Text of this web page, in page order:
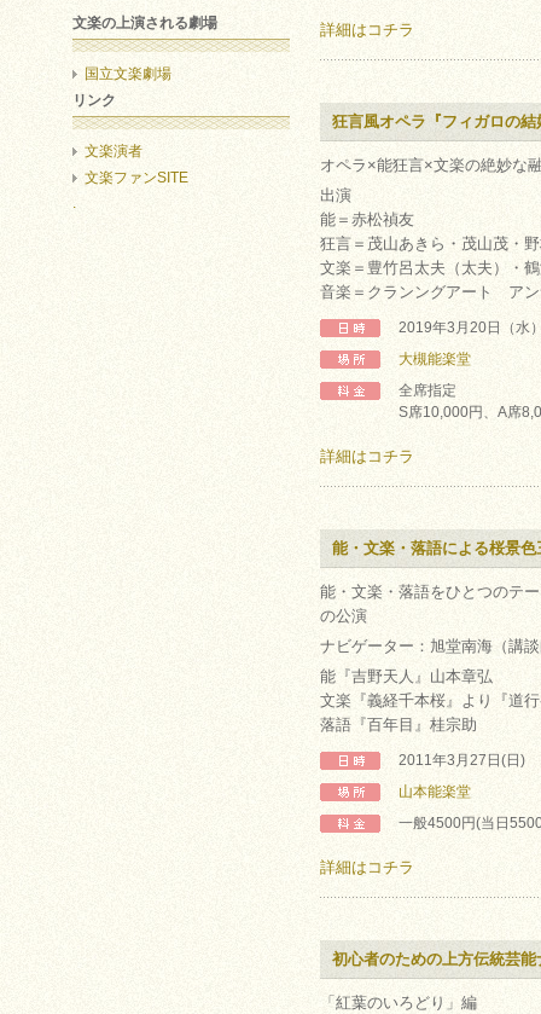
詳細はコチラ
狂言風オペラ『フィガロの結
オペラ×能狂言×文楽の絶妙な
出演
能＝赤松禎友
狂言＝茂山あきら・茂山茂・
文楽＝豊竹呂太夫（太夫）・
音楽＝クランングアート ア
2019年3月20日（水
大槻能楽堂
全席指定
S席10,000円、A席
詳細はコチラ
能・文楽・落語による桜景色
能・文楽・落語をひとつのテ
の公演
ナビゲーター：旭堂南海（講
能『吉野天人』山本章弘
文楽『義経千本桜』より『道
落語『百年目』桂宗助
2011年3月27日(日)
山本能楽堂
一般4500円(当日
詳細はコチラ
初心者のための上方伝統芸能
「紅葉のいろどり」編
文楽の上演される劇場
国立文楽劇場
リンク
文楽演者
文楽ファンSITE
.